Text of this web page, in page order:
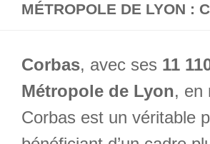
MÉTROPOLE DE LYON :
Corbas, avec ses 11
Métropole de Lyon, en
Corbas est un véritable